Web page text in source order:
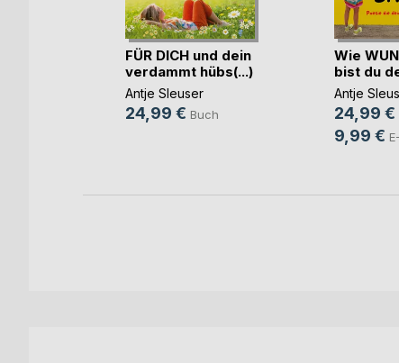
FÜR DICH und dein
verdammt hübs(...)
Antje Sleuser
24,99 € Buch
Wie
bist du
Antje
24,99 €
9,99 €